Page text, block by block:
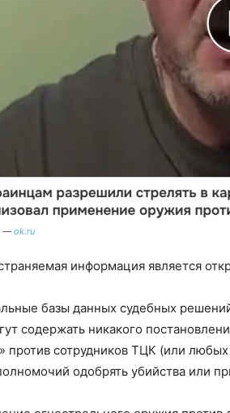
— ok.ru
информация является
базы данных судебных
содержать никакого
против сотрудников ТЦК (или
одобрять убийства или